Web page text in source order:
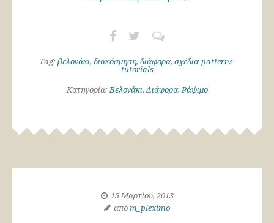
Tag: βελονάκι, διακόσμηση, διάφορα, σχέδια-patterns-
tutorials
Κατηγορία:Βελονάκι,Διάφορα,Ράψιμο
15 Μαρτίου, 2013
απόm_pleximo